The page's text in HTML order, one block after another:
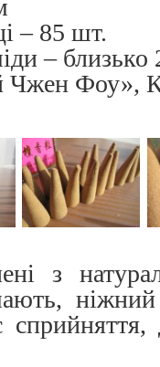
– 85 шт.
–
Чжен Фоу»,
з